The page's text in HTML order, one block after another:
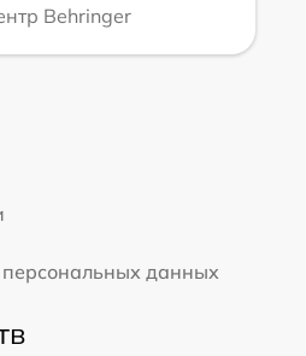
Behringer
персональных данных